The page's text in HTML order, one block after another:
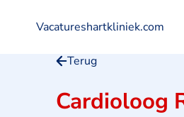
Vacatureshartkliniek.com
Terug
Cardioloog